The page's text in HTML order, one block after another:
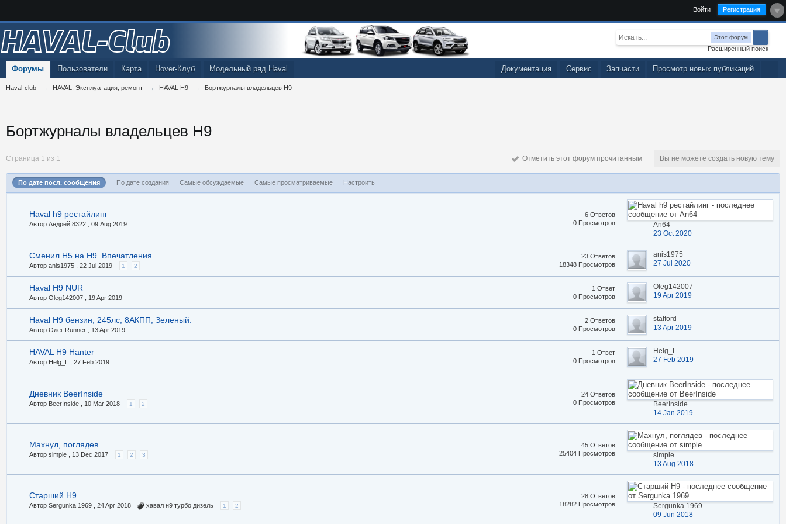
Войти Регистрация
HAVAL-Club Этот форум
Расширенный поиск
Просмотр новых публикаций
Карта Hover-Клуб Модельный ряд Haval Запчасти
Сервис
Документация
Форумы Пользователи
Haval-club → HAVAL. Эксплуатация, ремонт → HAVAL H9 → Бортжурналы владельцев H9
Бортжурналы владельцев H9
Страница 1 из 1 Вы не можете создать новую тему
Отметить этот форум прочитанным
По дате посл. сообщения По дате создания Самые обсуждаемые Самые просматриваемые Настроить
Haval h9 рестайлинг
Автор Андрей 8322 , 09 Aug 2019
6 Ответов
0 Просмотров
An64
23 Oct 2020
Сменил H5 на H9. Впечатления...
Автор anis1975 , 22 Jul 2019 1 2
23 Ответов
18348 Просмотров
anis1975
27 Jul 2020
Haval H9 NUR
Автор Oleg142007 , 19 Apr 2019
1 Ответ
0 Просмотров
Oleg142007
19 Apr 2019
Haval H9 бензин, 245лс, 8АКПП, Зеленый.
Автор Олег Runner , 13 Apr 2019
2 Ответов
0 Просмотров
stafford
13 Apr 2019
HAVAL H9 Hanter
Автор Helg_L , 27 Feb 2019
1 Ответ
0 Просмотров
Helg_L
27 Feb 2019
Дневник BeerInside
Автор BeerInside , 10 Mar 2018 1 2
24 Ответов
0 Просмотров
BeerInside
14 Jan 2019
Махнул, поглядев
Автор simple , 13 Dec 2017 1 2 3
45 Ответов
25404 Просмотров
simple
13 Aug 2018
Старший Н9
Автор Sergunka 1969 , 24 Apr 2018 хавал н9 турбо дизель 1 2
28 Ответов
18282 Просмотров
Sergunka 1969
09 Jun 2018